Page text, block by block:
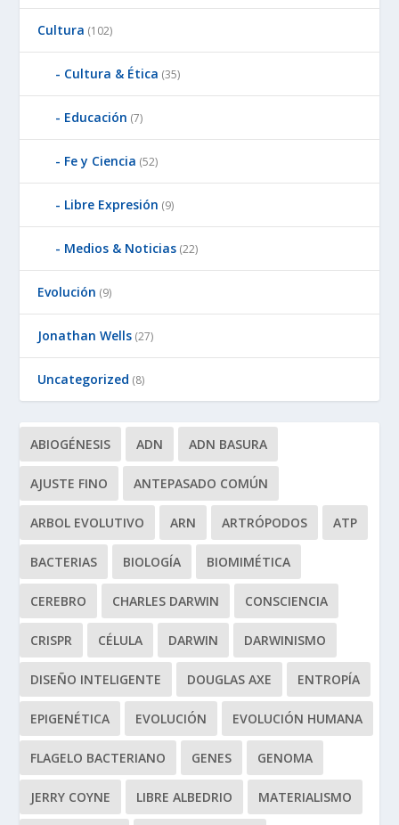
Cultura (102)
Cultura & Ética (35)
Educación (7)
Fe y Ciencia (52)
Libre Expresión (9)
Medios & Noticias (22)
Evolución (9)
Jonathan Wells (27)
Uncategorized (8)
ABIOGÉNESIS ADN ADN BASURA
AJUSTE FINO ANTEPASADO COMÚN
ARBOL EVOLUTIVO ARN ARTRÓPODOS ATP
BACTERIAS BIOLOGÍA BIOMIMÉTICA
CEREBRO CHARLES DARWIN CONSCIENCIA
CRISPR CÉLULA DARWIN DARWINISMO
DISEÑO INTELIGENTE DOUGLAS AXE ENTROPÍA
EPIGENÉTICA EVOLUCIÓN EVOLUCIÓN HUMANA
FLAGELO BACTERIANO GENES GENOMA
JERRY COYNE LIBRE ALBEDRIO MATERIALISMO